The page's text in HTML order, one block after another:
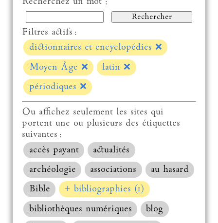
Filtres actifs :
dictionnaires et encyclopédies ❌
Moyen Âge ❌ latin❌
périodiques ❌
Ou affichez seulement les sites qui
portent une ou plusieurs des étiquettes
suivantes :
accès payant
actualités
archéologie
associations
au hasard
Bible
+ bibliographies (1)
bibliothèques numériques
blog